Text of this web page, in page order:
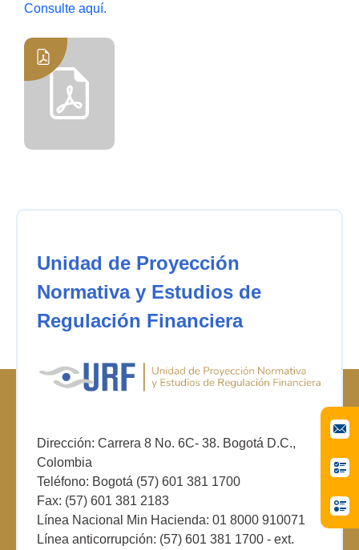
Consulte aquí.
Unidad de Proyección
Normativa y Estudios de
Regulación Financiera
Dirección: Carrera 8 No. 6C- 38. Bogotá D.C.,
Colombia
Teléfono: Bogotá (57) 601 381 1700
Fax: (57) 601 381 2183
Línea Nacional Min Hacienda: 01 8000 910071
Línea anticorrupción: (57) 601 381 1700 - ext.